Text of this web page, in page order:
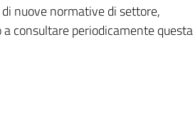
nuove normative di settore,
consultare periodicamente questa